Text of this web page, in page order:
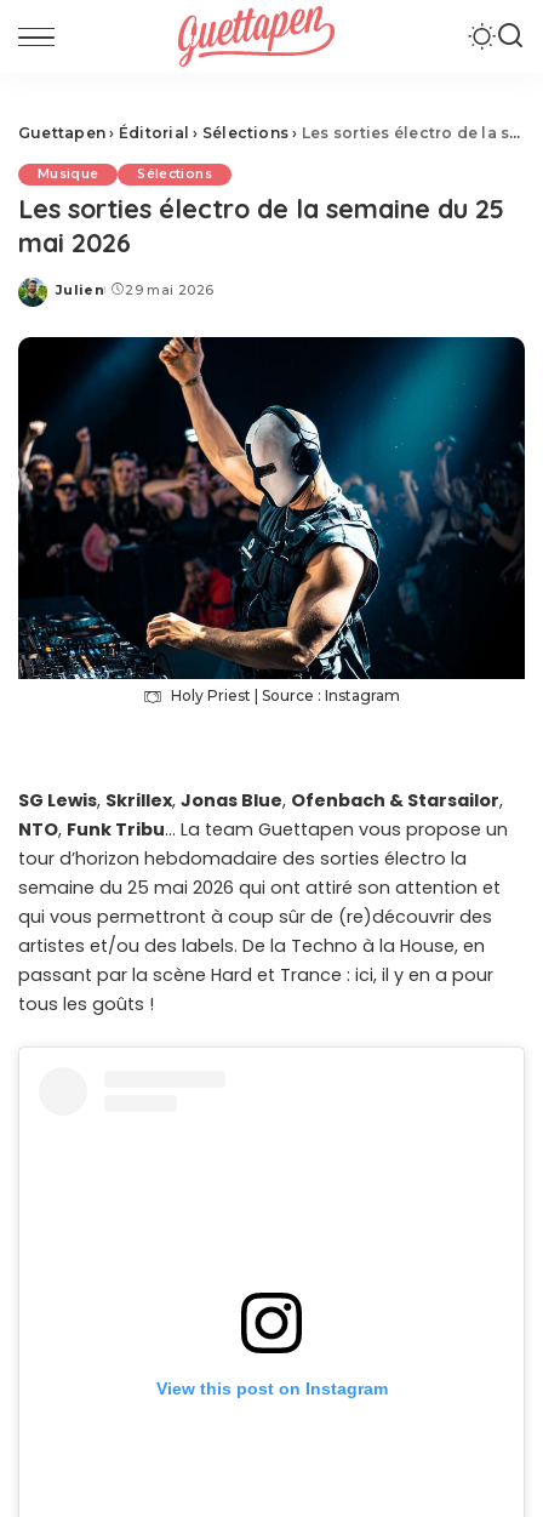
Guettapen › Éditorial › Sélections › Les sorties électro de la semaine du 25 mai 2026
Musique Sélections
Les sorties électro de la semaine du 25
mai 2026
Posted
Julien 29 mai 2026
Holy Priest | Source : Instagram
SG Lewis, Skrillex, Jonas Blue, Ofenbach & Starsailor,
NTO, Funk Tribu… La team Guettapen vous propose un
tour d’horizon hebdomadaire des sorties électro la
semaine du 25 mai 2026 qui ont attiré son attention et
qui vous permettront à coup sûr de (re)découvrir des
artistes et/ou des labels. De la Techno à la House, en
passant par la scène Hard et Trance : ici, il y en a pour
tous les goûts !
View this post on Instagram